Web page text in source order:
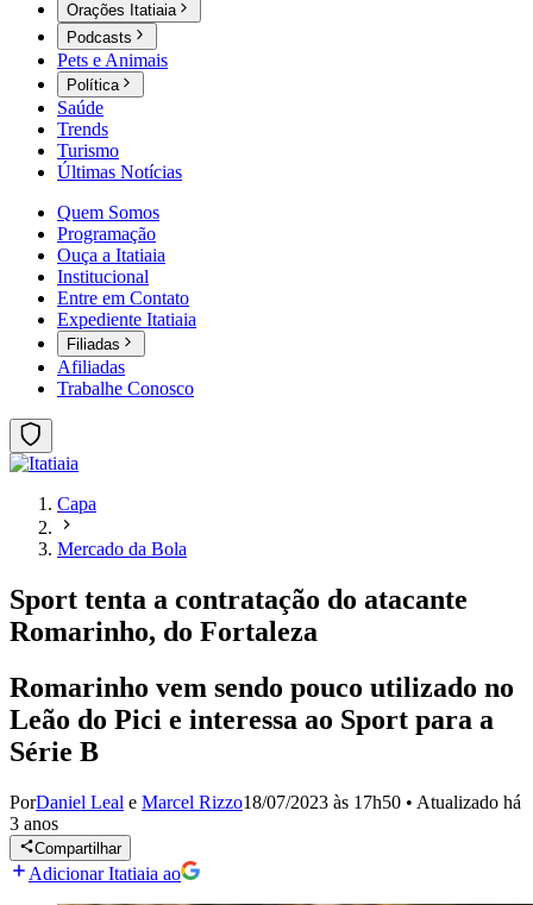
Orações Itatiaia
Podcasts
Pets e Animais
Política
Saúde
Trends
Turismo
Últimas Notícias
Quem Somos
Programação
Ouça a Itatiaia
Institucional
Entre em Contato
Expediente Itatiaia
Filiadas
Afiliadas
Trabalhe Conosco
Capa
Mercado da Bola
Sport tenta a contratação do atacante
Romarinho, do Fortaleza
Romarinho vem sendo pouco utilizado no
Leão do Pici e interessa ao Sport para a
Série B
PorDaniel Leal e Marcel Rizzo18/07/2023 às 17h50 • Atualizado há
3 anos
Compartilhar
Adicionar Itatiaia ao